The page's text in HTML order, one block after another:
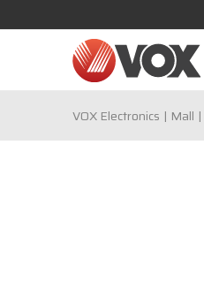
VOX Electronics Mall